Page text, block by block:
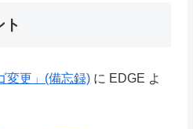
ト
変更」(備忘録) に EDGE よ